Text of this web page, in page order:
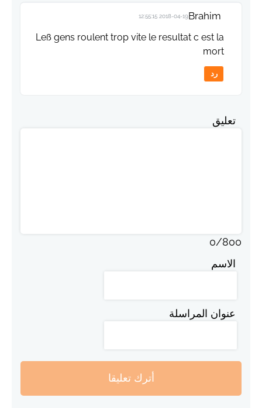
Brahim
2018-04-19 12:55:15
Leß gens roulent trop vite le resultat c est la
mort
رد
تعليق
0/800
الاسم
عنوان المراسلة
أترك تعليقا